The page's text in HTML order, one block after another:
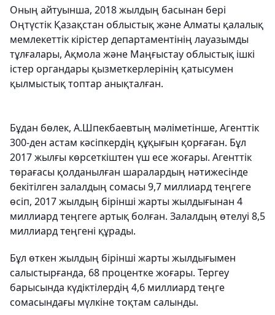
Оның айтуынша, 2018 жылдың басынан бері
Оңтүстік Қазақстан облыстық және Алматы қалалық
мемлекеттік кірістер департаментінің лауазымды
тұлғалары, Ақмола және Маңғыстау облыстық ішкі
істер органдары қызметкерлерінің қатысумен
қылмыстық топтар анықталған.
Бұдан бөлек, А.Шпекбаевтың мәліметінше, Агенттік
300-ден астам кәсіпкердің құқығын қорғаған. Бұл
2017 жылғы көрсеткіштен үш есе жоғары. Агенттік
төрағасы қолданылған шаралардың нәтижесінде
бекітілген залалдың сомасы 9,7 миллиард теңгеге
өсіп, 2017 жылдың бірінші жарты жылдығынан 4
миллиард теңгеге артық болған. Залалдың өтелуі 8,5
миллиард теңгені құрады.
Бұл өткен жылдың бірінші жарты жылдығымен
салыстырғанда, 68 процентке жоғары. Тергеу
барысында күдіктілердің 4,6 миллиард теңге
сомасындағы мүлкіне тоқтам салынды.